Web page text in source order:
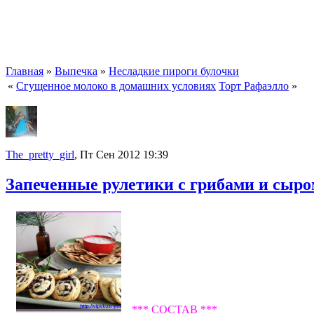
Главная » Выпечка » Несладкие пироги булочки
« Сгущенное молоко в домашних условиях Торт Рафаэлло »
The_pretty_girl, Пт Сен 2012 19:39
Запеченные рулетики с грибами и
*** СОСТАВ ***